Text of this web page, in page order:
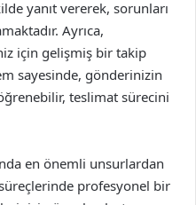
yanıt vererek, sorunları
Ayrıca,
için gelişmiş bir takip
sayesinde, gönderinizin
teslimat sürecini
en önemli unsurlardan
profesyonel bir